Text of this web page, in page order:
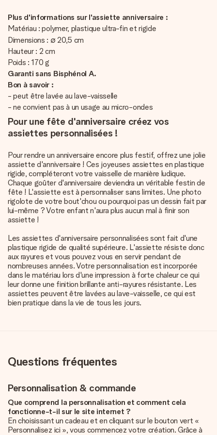
Plus d'informations sur l'assiette anniversaire :
Matériau : polymer, plastique ultra-fin et rigide
Dimensions : ∅ 20,5 cm
Hauteur : 2 cm
Poids : 170 g
Garanti sans Bisphénol A.
Bon à savoir :
- peut être lavée au lave-vaisselle
- ne convient pas à un usage au micro-ondes
Pour une fête d'anniversaire créez vos
assiettes personnalisées !
Pour rendre un anniversaire encore plus festif, offrez une jolie
assiette d'anniversaire ! Ces joyeuses assiettes en plastique
rigide, compléteront votre vaisselle de manière ludique.
Chaque goûter d'anniversaire deviendra un véritable festin de
fête ! L'assiette est à personnaliser sans limites. Une photo
rigolote de votre bout'chou ou pourquoi pas un dessin fait par
lui-même ? Votre enfant n'aura plus aucun mal à finir son
assiette !
Les assiettes d'anniversaire personnalisées sont fait d'une
plastique rigide de qualité supérieure. L'assiette résiste donc
aux rayures et vous pouvez vous en servir pendant de
nombreuses années. Votre personnalisation est incorporée
dans le matériau lors d'une impression à forte chaleur ce qui
leur donne une finition brillante anti-rayures résistante. Les
assiettes peuvent être lavées au lave-vaisselle, ce qui est
bien pratique dans la vie de tous les jours.
Questions fréquentes
Personnalisation & commande
Que comprend la personnalisation et comment cela
fonctionne-t-il sur le site internet ?
En choisissant un cadeau et en cliquant sur le bouton vert «
Personnalisez ici », vous commencez votre création. Grâce à